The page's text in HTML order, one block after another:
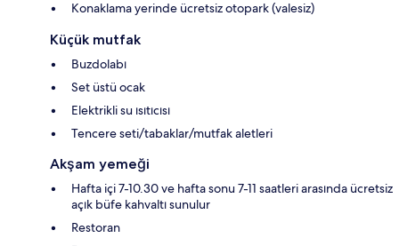
Konaklama yerinde ücretsiz otopark (valesiz)
Küçük mutfak
Buzdolabı
Set üstü ocak
Elektrikli su ısıtıcısı
Tencere seti/tabaklar/mutfak aletleri
Akşam yemeği
Hafta içi 7-10.30 ve hafta sonu 7-11 saatleri arasında ücretsiz
açık büfe kahvaltı sunulur
Restoran